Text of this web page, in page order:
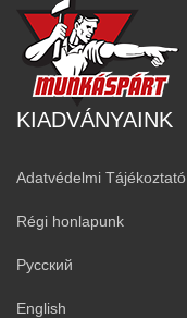
KIADVÁNYAINK
Adatvédelmi Tájékoztató
Régi honlapunk
Русский
English